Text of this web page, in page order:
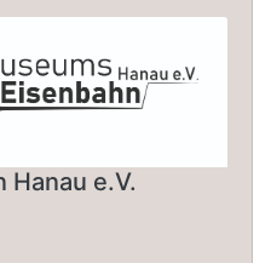
e.V.